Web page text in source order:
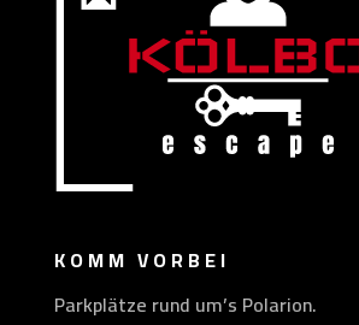
KOMM VORBEI
Parkplätze rund um’s Polarion.